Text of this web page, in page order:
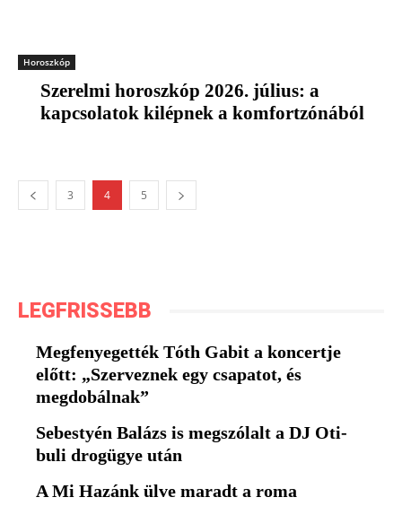
Horoszkóp
Szerelmi horoszkóp 2026. július: a
kapcsolatok kilépnek a komfortzónából
3 4 5
LEGFRISSEBB
Megfenyegették Tóth Gabit a koncertje
előtt: „Szerveznek egy csapatot, és
megdobálnak”
Sebestyén Balázs is megszólalt a DJ Oti-
buli drogügye után
A Mi Hazánk ülve maradt a roma